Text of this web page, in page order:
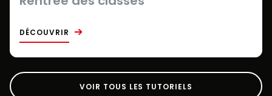
DÉCOUVRIR
VOIR TOUS LES TUTORIELS